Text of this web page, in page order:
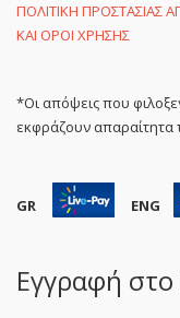
ΠΟΛΙΤΙΚΗ
ΚΑΙ ΟΡΟΙ ΧΡΗΣΗΣ
*Οι απόψεις που
εκφράζουν απαραίτητα
GR ENG
Εγγραφή